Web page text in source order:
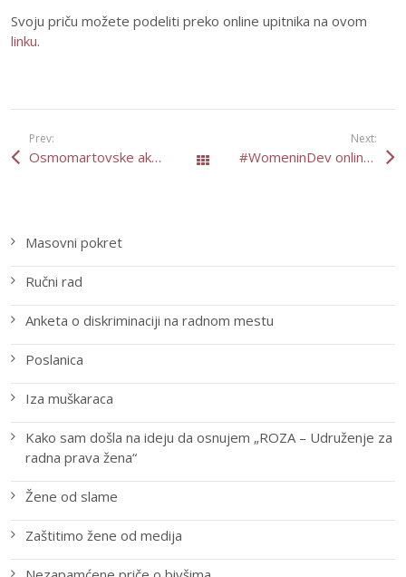
Svoju priču možete podeliti preko online upitnika na ovom
linku.
Prev:
Osmomartovske akcije All Posts
Next:
#WomeninDev online kampanja od 1-8. marta
Masovni pokret
Ručni rad
Anketa o diskriminaciji na radnom mestu
Poslanica
Iza muškaraca
Kako sam došla na ideju da osnujem „ROZA – Udruženje za
radna prava žena“
Žene od slame
Zaštitimo žene od medija